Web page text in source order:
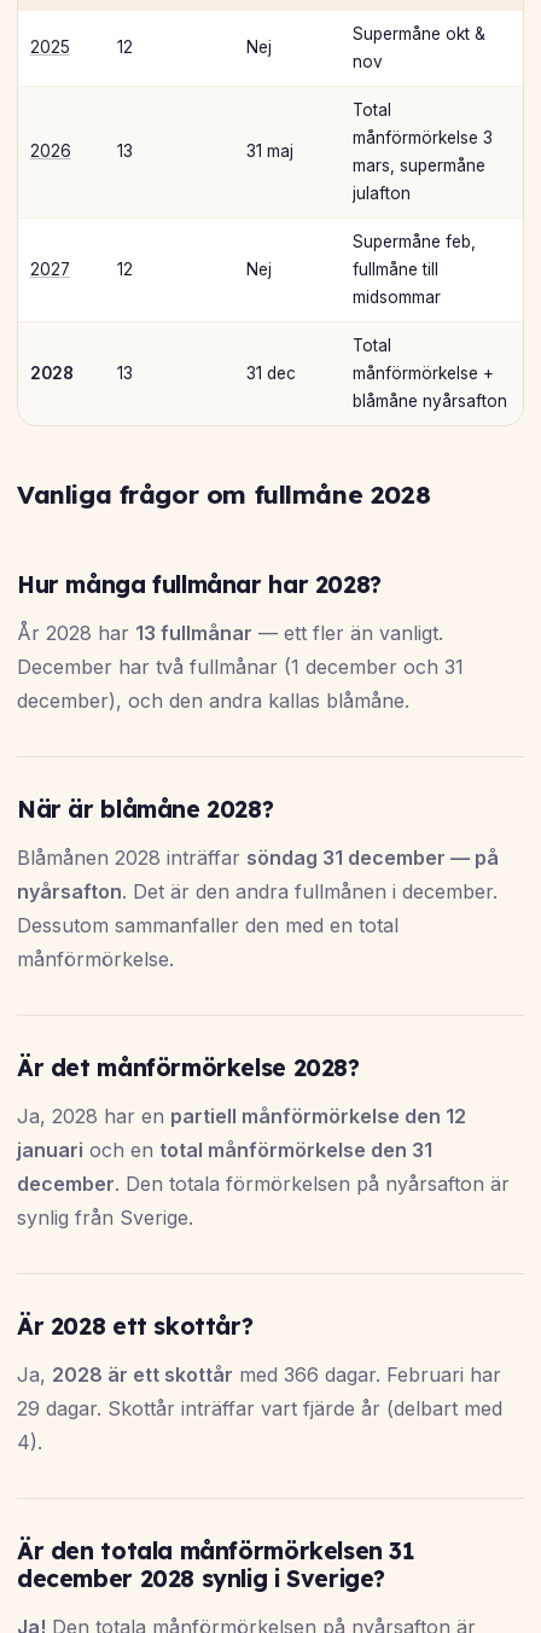
2025 12 Nej
Supermåne okt &
nov
2026 13 31 maj
Total
månförmörkelse 3
mars, supermåne
julafton
2027 12 Nej
Supermåne feb,
fullmåne till
midsommar
2028 13 31 dec
Total
månförmörkelse +
blåmåne nyårsafton
Vanliga frågor om fullmåne 2028
Hur många fullmånar har 2028?
År 2028 har 13 fullmånar — ett fler än vanligt.
December har två fullmånar (1 december och 31
december), och den andra kallas blåmåne.
När är blåmåne 2028?
Blåmånen 2028 inträffar söndag 31 december — på
nyårsafton. Det är den andra fullmånen i december.
Dessutom sammanfaller den med en total
månförmörkelse.
Är det månförmörkelse 2028?
Ja, 2028 har en partiell månförmörkelse den 12
januari och en total månförmörkelse den 31
december. Den totala förmörkelsen på nyårsafton är
synlig från Sverige.
Är 2028 ett skottår?
Ja, 2028 är ett skottår med 366 dagar. Februari har
29 dagar. Skottår inträffar vart fjärde år (delbart med
4).
Är den totala månförmörkelsen 31
december 2028 synlig i Sverige?
Ja! Den totala månförmörkelsen på nyårsafton är